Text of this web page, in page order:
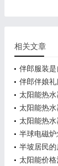
相关文章
伴郎服装
伴郎伴娘
太阳能热
太阳能热
太阳能热
半球电磁
半坡居民
太阳能价